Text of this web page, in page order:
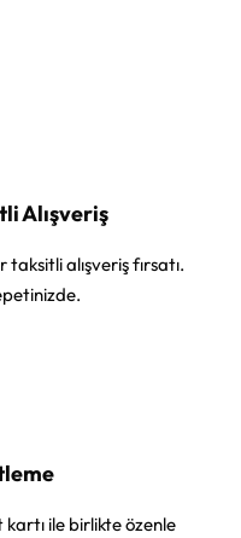
Alışveriş
alışveriş fırsatı.
ile birlikte özenle